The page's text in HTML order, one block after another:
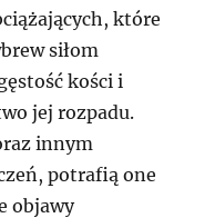
które
siłom
kości i
jej rozpadu.
innym
potrafią one
objawy